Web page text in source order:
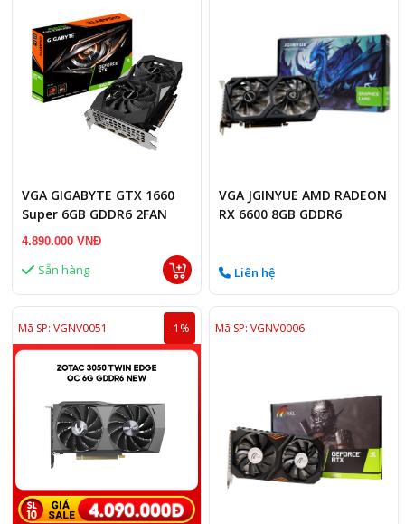
VGA GIGABYTE GTX 1660
Super 6GB GDDR6 2FAN
4.890.000 VNĐ
Sẵn hàng
VGA JGINYUE AMD RADEON
RX 6600 8GB GDDR6
Liên hệ
Mã SP: VGNV0051 -1% Mã SP: VGNV0006